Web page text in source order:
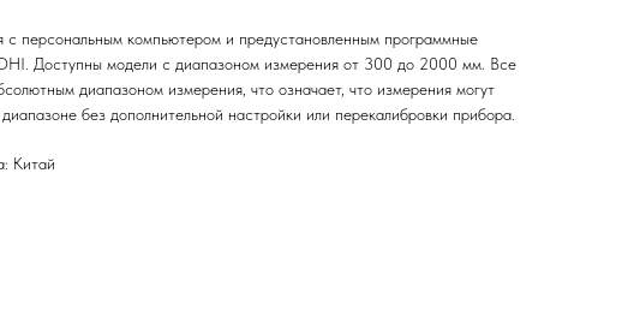
с персональным компьютером и предустановленным программные
Доступны модели с диапазоном измерения от 300 до 2000 мм. Все
диапазоном измерения, что означает, что измерения могут
без дополнительной настройки или перекалибровки прибора.
Китай